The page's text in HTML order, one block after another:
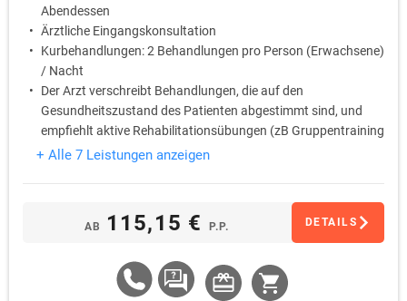
Abendessen
Ärztliche Eingangskonsultation
Kurbehandlungen: 2 Behandlungen pro Person (Erwachsene)
/ Nacht
Der Arzt verschreibt Behandlungen, die auf den
Gesundheitszustand des Patienten abgestimmt sind, und
empfiehlt aktive Rehabilitationsübungen (zB Gruppentraining
oder Fitnesseinheiten)
+ Alle 7 Leistungen anzeigen
AB 115,15 € P.P. DETAILS